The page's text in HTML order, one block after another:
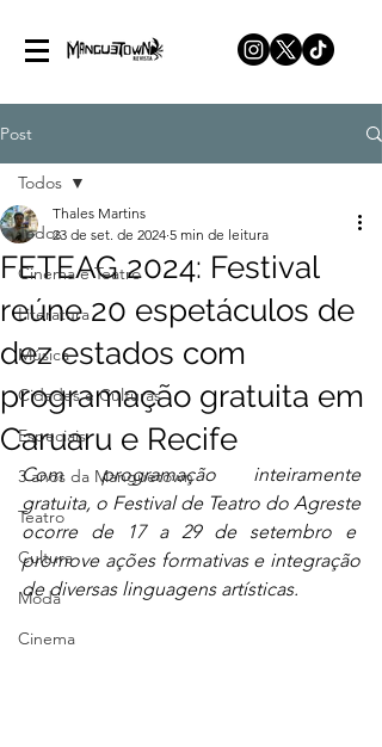
Post
Todos
Cinema e Teatro
Literatura
Música
Cidades e Culturas
Especiais
3 anos da Manguetown
Teatro
Cultura
Moda
Cinema
Todos
FETEAG 2024: Festival
reúne 20 espetáculos de
dez estados com
programação gratuita em
Caruaru e Recife
Thales Martins
23 de set. de 2024 5 min de leitura
Com programação inteiramente
gratuita, o Festival de Teatro do Agreste
ocorre de 17 a 29 de setembro e
promove ações formativas e integração
de diversas linguagens artísticas.